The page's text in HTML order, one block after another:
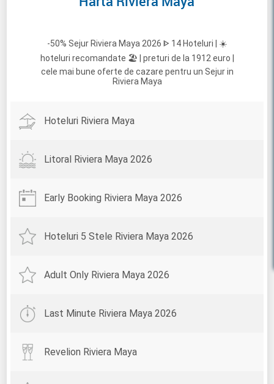
-50% Sejur Riviera Maya 2026 ᐈ 14 Hoteluri | ☀️
hoteluri recomandate 🏖️ | preturi de la 1912 euro |
cele mai bune oferte de cazare pentru un Sejur in
Riviera Maya
Hoteluri Riviera Maya
Litoral Riviera Maya 2026
Early Booking Riviera Maya 2026
Hoteluri 5 Stele Riviera Maya 2026
Adult Only Riviera Maya 2026
Last Minute Riviera Maya 2026
Revelion Riviera Maya